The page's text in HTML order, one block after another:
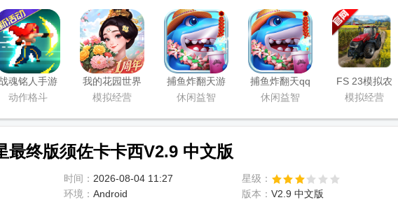
魂铭人手游
九游版
动作格斗
我的花园世界
最新版
模拟经营
捕鱼炸翻天游
戏正版
休闲益智
捕鱼炸翻天qq
登录版
休闲益智
FS 23模拟农
场23正版中文
模拟经营
最终版须佐卡卡西V2.9 中文版
时间： 2026-08-04 11:27
星级：
环境： Android 版本： V2.9 中文版